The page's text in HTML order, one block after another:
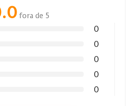
fora de 5
0
0
0
0
0